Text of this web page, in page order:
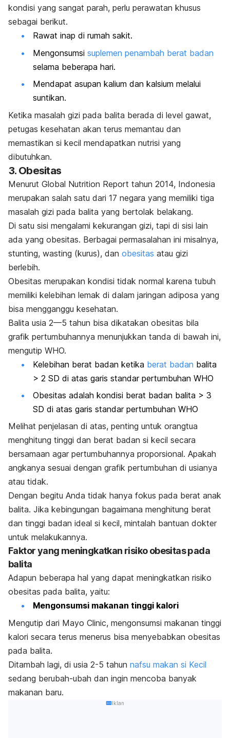
kondisi yang sangat parah, perlu perawatan khusus
sebagai berikut.
Rawat inap di rumah sakit.
Mengonsumsi suplemen penambah berat badan
selama beberapa hari.
Mendapat asupan kalium dan kalsium melalui
suntikan.
Ketika masalah gizi pada balita berada di level gawat,
petugas kesehatan akan terus memantau dan
memastikan si kecil mendapatkan nutrisi yang
dibutuhkan.
3. Obesitas
Menurut Global Nutrition Report tahun 2014, Indonesia
merupakan salah satu dari 17 negara yang memiliki tiga
masalah gizi pada balita yang bertolak belakang.
Di satu sisi mengalami kekurangan gizi, tapi di sisi lain
ada yang obesitas. Berbagai permasalahan ini misalnya,
stunting, wasting (kurus), dan obesitas atau gizi
berlebih.
Obesitas merupakan kondisi tidak normal karena tubuh
memiliki kelebihan lemak di dalam jaringan adiposa yang
bisa mengganggu kesehatan.
Balita usia 2—5 tahun bisa dikatakan obesitas bila
grafik pertumbuhannya menunjukkan tanda di bawah ini,
mengutip WHO.
Kelebihan berat badan ketika berat badan balita
> 2 SD di atas garis standar pertumbuhan WHO
Obesitas adalah kondisi berat badan balita > 3
SD di atas garis standar pertumbuhan WHO
Melihat penjelasan di atas, penting untuk orangtua
menghitung tinggi dan berat badan si kecil secara
bersamaan agar pertumbuhannya proporsional. Apakah
angkanya sesuai dengan grafik pertumbuhan di usianya
atau tidak.
Dengan begitu Anda tidak hanya fokus pada berat anak
balita. Jika kebingungan bagaimana menghitung berat
dan tinggi badan ideal si kecil, mintalah bantuan dokter
untuk melakukannya.
Faktor yang meningkatkan risiko obesitas pada
balita
Adapun beberapa hal yang dapat meningkatkan risiko
obesitas pada balita, yaitu:
Mengonsumsi makanan tinggi kalori
Mengutip dari Mayo Clinic, mengonsumsi makanan tinggi
kalori secara terus menerus bisa menyebabkan obesitas
pada balita.
Ditambah lagi, di usia 2-5 tahun nafsu makan si Kecil
sedang berubah-ubah dan ingin mencoba banyak
makanan baru.
Iklan